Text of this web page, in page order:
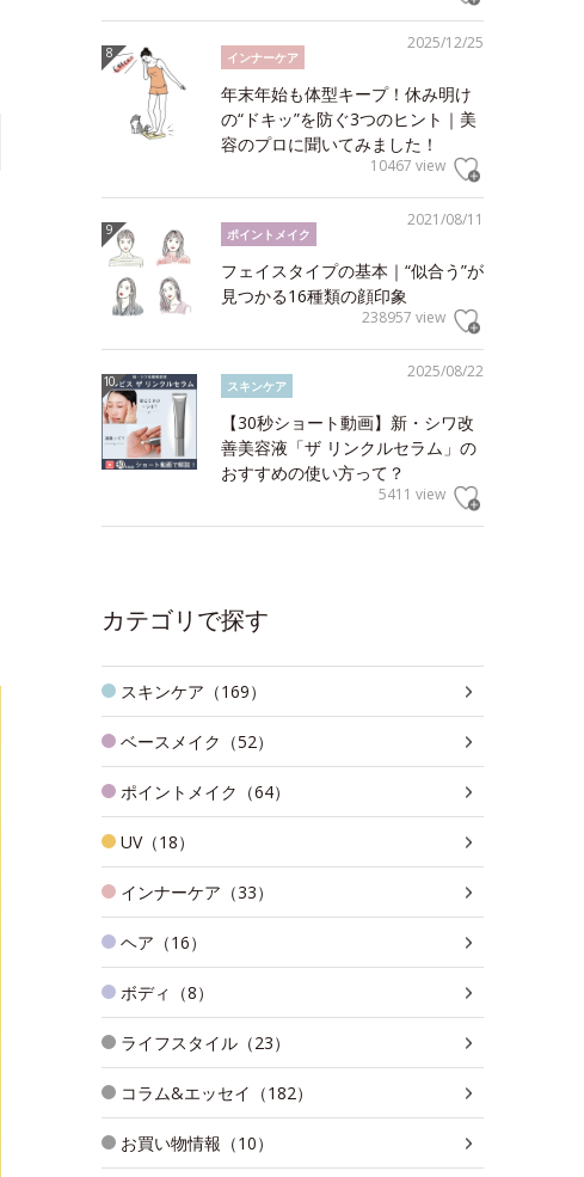
2025/12/25
インナーケア
年末年始も体型キープ！休み明け
の“ドキッ”を防ぐ3つのヒント｜美
容のプロに聞いてみました！
10467 view
2021/08/11
ポイントメイク
フェイスタイプの基本｜“似合う”が
見つかる16種類の顔印象
238957 view
2025/08/22
スキンケア
【30秒ショート動画】新・シワ改
善美容液「ザ リンクルセラム」の
おすすめの使い方って？
5411 view
カテゴリで探す
スキンケア（169）
ベースメイク（52）
ポイントメイク（64）
UV（18）
インナーケア（33）
ヘア（16）
ボディ（8）
ライフスタイル（23）
コラム&エッセイ（182）
お買い物情報（10）